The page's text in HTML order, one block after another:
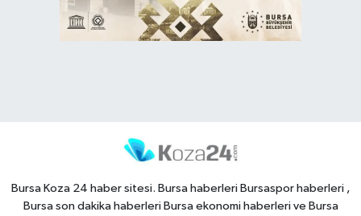
Bursa Koza 24 haber sitesi. Bursa haberleri Bursaspor haberleri ,
Bursa son dakika haberleri Bursa ekonomi haberleri ve Bursa